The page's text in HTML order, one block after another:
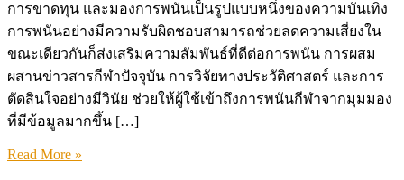
การขาดทุน และมองการพนันเป็นรูปแบบหนึ่งของความบันเทิง
การพนันอย่างมีความรับผิดชอบสามารถช่วยลดความเสี่ยงใน
ขณะเดียวกันก็ส่งเสริมความสัมพันธ์ที่ดีต่อการพนัน การผสม
ผสานข่าวสารกีฬาปัจจุบัน การวิจัยทางประวัติศาสตร์ และการ
ตัดสินใจอย่างมีวินัย ช่วยให้ผู้ใช้เข้าถึงการพนันกีฬาจากมุมมอง
ที่มีข้อมูลมากขึ้น […]
Read More »